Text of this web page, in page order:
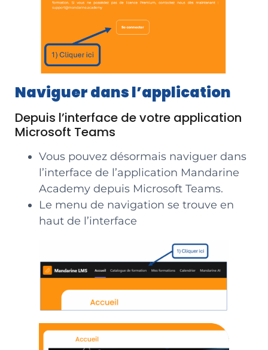
Naviguer dans l’application
Depuis l’interface de votre application
Microsoft Teams
Vous pouvez désormais naviguer dans
l’interface de l’application Mandarine
Academy depuis Microsoft Teams.
Le menu de navigation se trouve en
haut de l’interface